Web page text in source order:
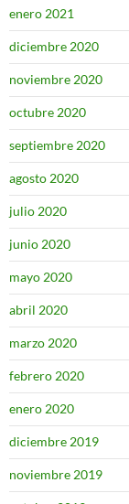
enero 2021
diciembre 2020
noviembre 2020
octubre 2020
septiembre 2020
agosto 2020
julio 2020
junio 2020
mayo 2020
abril 2020
marzo 2020
febrero 2020
enero 2020
diciembre 2019
noviembre 2019